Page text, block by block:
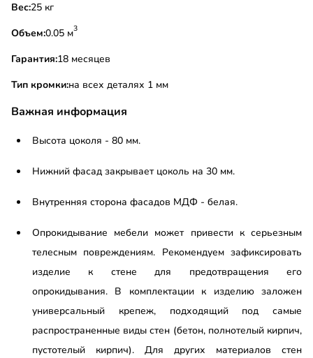
Вес:
25 кг
Объем:
0.05 м3
Гарантия:18 месяцев
Тип кромки:на всех деталях 1 мм
Важная информация
Высота цоколя - 80 мм.
Нижний фасад закрывает цоколь на 30 мм.
Внутренняя сторона фасадов МДФ - белая.
Опрокидывание мебели может привести к серьезным
телесным повреждениям. Рекомендуем зафиксировать
изделие к стене для предотвращения его
опрокидывания. В комплектации к изделию заложен
универсальный крепеж, подходящий под самые
распространенные виды стен (бетон, полнотелый кирпич,
пустотелый кирпич). Для других материалов стен